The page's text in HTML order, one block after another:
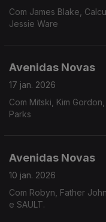
Com James Blake,
Jessie Ware
Avenidas Novas
17 jan. 2026
Com Mitski, Kim
Parks
Avenidas Novas
10 jan. 2026
Com Robyn, Father
e SAULT.